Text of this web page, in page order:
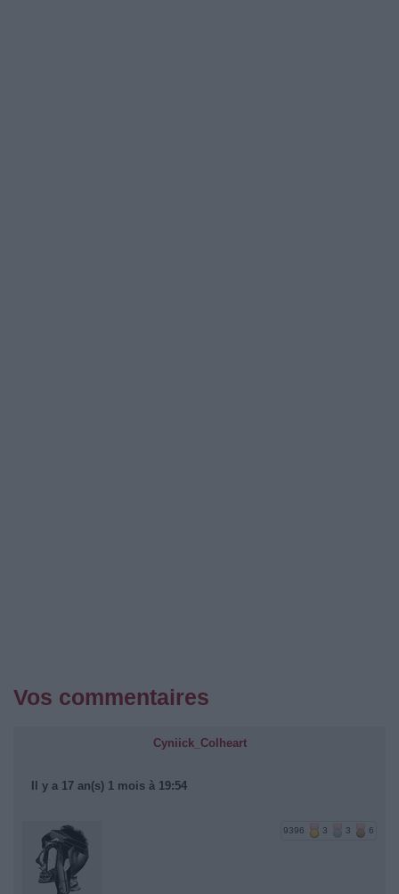
Vos commentaires
Cyniick_Colheart
Il y a 17 an(s) 1 mois à 19:54
9396 3 3 6